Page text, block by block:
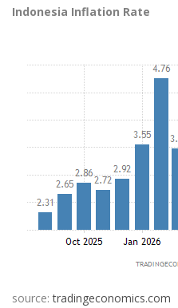
Indonesia Inflation Rate
source:tradingeconomics.com